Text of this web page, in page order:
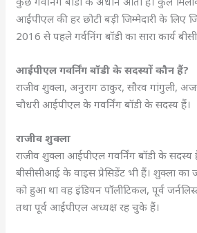
आईपीएल की हर छोटी बड़ी जिम्मेदारी के लिए
2016 से पहले गर्वनिंग बॉडी का सारा कार्य
आईपीएल गवर्निंग बॉडी के सदस्यों कौन हैं?
राजीव शुक्ला, अनुराग ठाकुर, सौरव गांगुली,
चौधरी आईपीएल के गवर्निंग बॉडी के सदस्य हैं।
राजीव शुक्ला
राजीव शुक्ला आईपीएल गवर्निंग बॉडी के
बीसीसीआई के वाइस प्रेसिडेंट भी हैं। शुक्ला
को हुआ था वह इंडियन पॉलीटिकल, पूर्व
तथा पूर्व आईपीएल अध्यक्ष रह चुके हैं।